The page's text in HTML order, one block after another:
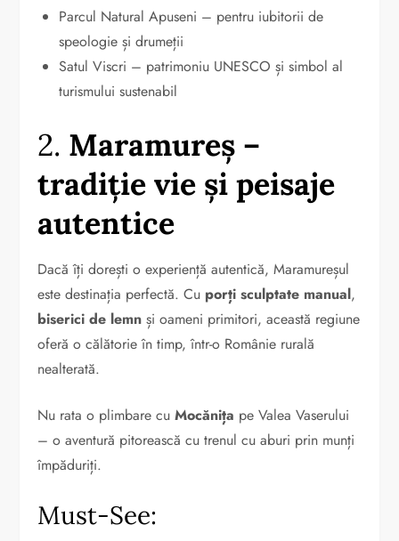
Parcul Natural Apuseni – pentru iubitorii de
speologie și drumeții
Satul Viscri – patrimoniu UNESCO și simbol al
turismului sustenabil
2. Maramureș –
tradiție vie și peisaje
autentice
Dacă îți dorești o experiență autentică, Maramureșul
este destinația perfectă. Cu porți sculptate manual,
biserici de lemn și oameni primitori, această regiune
oferă o călătorie în timp, într-o Românie rurală
nealterată.
Nu rata o plimbare cuMocănița pe Valea Vaserului
– o aventură pitorească cu trenul cu aburi prin munți
împăduriți.
Must-See: